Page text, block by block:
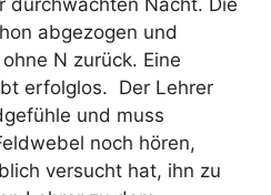
durchwachten Nacht. Die
abgezogen und
N zurück. Eine
erfolglos. Der Lehrer
und muss
noch hören,
versucht hat, ihn zu